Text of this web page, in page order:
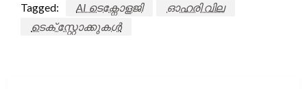
Tagged: AI ടെക്നോളജി
ഓഹരി വില
ടെക് സ്റ്റോക്കുകൾ